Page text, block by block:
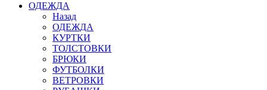
ОДЕЖДА
Назад
ОДЕЖДА
КУРТКИ
ТОЛСТОВКИ
БРЮКИ
ФУТБОЛКИ
ВЕТРОВКИ